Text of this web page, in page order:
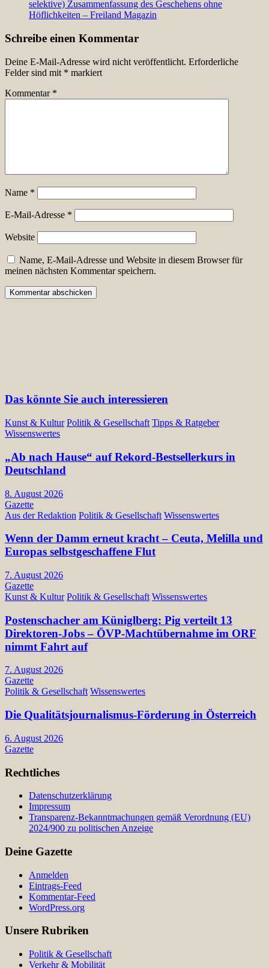
selektive) Zusammenfassung des Geschehens ohne
Höflichkeiten – Freiland Magazin
Schreibe einen Kommentar
Deine E-Mail-Adresse wird nicht veröffentlicht. Erforderliche
Felder sind mit * markiert
Kommentar *
Name *
E-Mail-Adresse *
Website
Name, E-Mail-Adresse und Website in diesem Browser für
meinen nächsten Kommentar speichern.
Das könnte Sie auch interessieren
Kunst & Kultur Politik & Gesellschaft Tipps & Ratgeber
Wissenswertes
„Ab nach Hause“ auf Rekord-Bestsellerkurs in
Deutschland
8. August 2026
Gazette
Aus der Redaktion Politik & Gesellschaft Wissenswertes
Wenn der Damm erneut kracht – Ceuta, Melilla und
Europas selbstgeschaffene Flut
7. August 2026
Gazette
Kunst & Kultur Politik & Gesellschaft Wissenswertes
Postenschacher am Küniglberg: Pig verteilt 13
Direktoren-Jobs – ÖVP-Machtübernahme im ORF
nimmt Fahrt auf
7. August 2026
Gazette
Politik & Gesellschaft Wissenswertes
Die Qualitätsjournalismus-Förderung in Österreich
6. August 2026
Gazette
Rechtliches
Datenschutzerklärung
Impressum
Transparenz-Bekanntmachungen gemäß Verordnung (EU)
2024/900 zu politischen Anzeige
Deine Gazette
Anmelden
Eintrags-Feed
Kommentar-Feed
WordPress.org
Unsere Rubriken
Politik & Gesellschaft
Verkehr & Mobilität